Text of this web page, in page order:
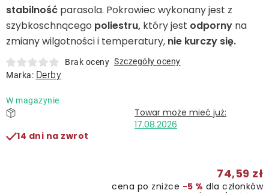
Produkty gastronomiczne
Kolekcja
Markowane marki
Korzyści klubu
stabilność parasola. Pokrowiec wykonany jest z
szybkoschnącego poliestru, który jest odporny na
zmiany wilgotności i temperatury, nie kurczy się.
Brak oceny Szczegóły oceny
Marka: Derby
W magazynie
17.08.2026
14 dni na zwrot
74,59 zł
cena po zniżce −5 % dla członków